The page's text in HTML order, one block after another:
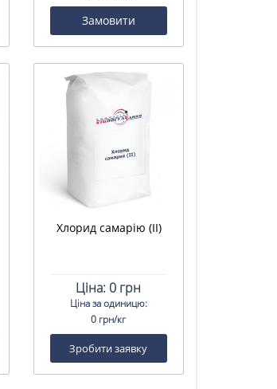
Замовити
Хлорид самарію (II)
Ціна: 0 грн
Ціна за одиницю:
0 грн/кг
Зробити заявку